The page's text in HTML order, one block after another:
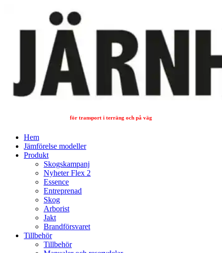
för transport i terräng och på väg
Hem
Jämförelse modeller
Produkt
Skogskampanj
Nyheter Flex 2
Essence
Entreprenad
Skog
Arborist
Jakt
Brandförsvaret
Tillbehör
Tillbehör